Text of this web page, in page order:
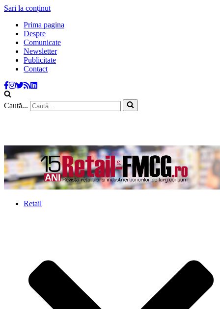
Sari la conținut
Prima pagina
Despre
Comunicate
Newsletter
Publicitate
Contact
Caută...
Retail